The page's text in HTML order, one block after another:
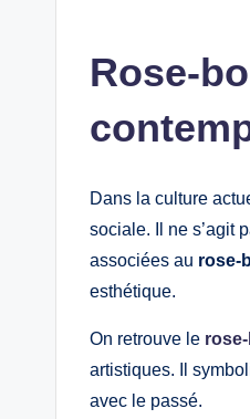
Rose-
Dans la culture
sociale. Il ne s’agit
associées au rose-
esthétique.
On retrouve le
artistiques. Il
avec le passé.